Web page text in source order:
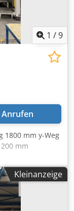
und
1 /9
Anrufen
1800 mm y-Weg
mm
20 kW
- Hille NBH
Verfahrwege: X
Tür
zu
Kleinanzeige